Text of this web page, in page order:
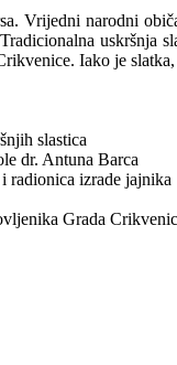
Vrijedni narodni
uskršnja
Iako je
slastica
dr. Antuna Barca
radionica izrade jajnika
Grada